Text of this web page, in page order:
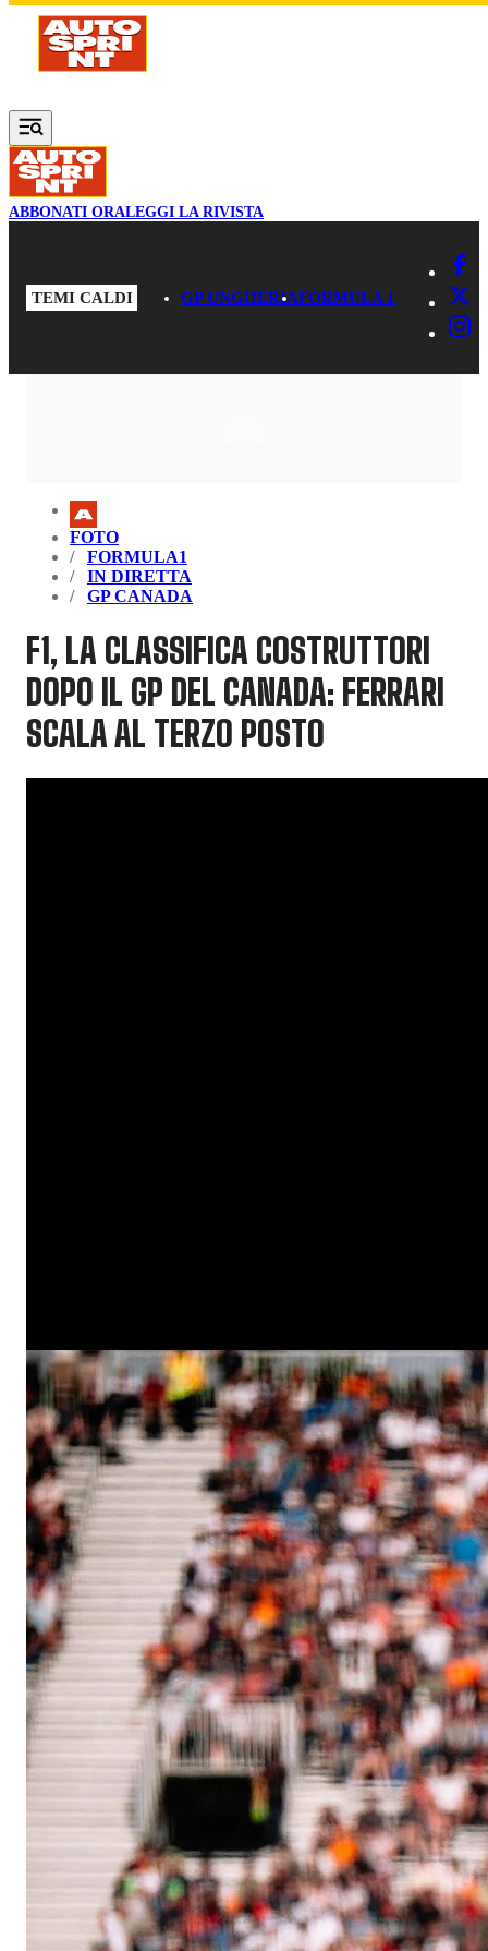
Vai al contenuto principale
ABBONATI ORALEGGI LA RIVISTA
TEMI CALDI GP UNGHERIAFORMULA 1
FOTO
FORMULA1
IN DIRETTA
GP CANADA
F1, LA CLASSIFICA COSTRUTTORI
DOPO IL GP DEL CANADA: FERRARI
SCALA AL TERZO POSTO